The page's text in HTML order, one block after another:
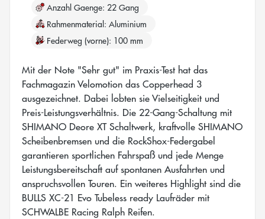
Anzahl Gaenge 22 Gang
Rahmenmaterial Aluminium
Federweg (vorne) 100 mm
Mit der Note "Sehr gut" im Praxis-Test hat das
Fachmagazin Velomotion das Copperhead 3
ausgezeichnet. Dabei lobten sie Vielseitigkeit und
Preis-Leistungsverhältnis. Die 22-Gang-Schaltung mit
SHIMANO Deore XT Schaltwerk, kraftvolle SHIMANO
Scheibenbremsen und die RockShox-Federgabel
garantieren sportlichen Fahrspaß und jede Menge
Leistungsbereitschaft auf spontanen Ausfahrten und
anspruchsvollen Touren. Ein weiteres Highlight sind die
BULLS XC-21 Evo Tubeless ready Laufräder mit
SCHWALBE Racing Ralph Reifen.